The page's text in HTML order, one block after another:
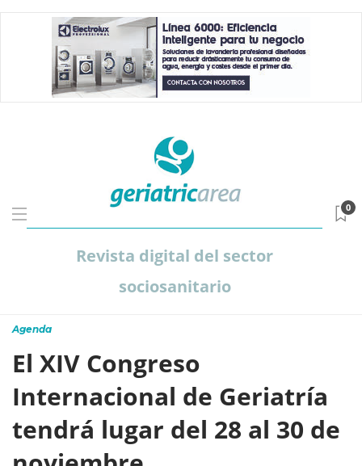
Revista digital del sector
sociosanitario
0
Agenda
El XIV Congreso
Internacional de Geriatría
tendrá lugar del 28 al 30 de